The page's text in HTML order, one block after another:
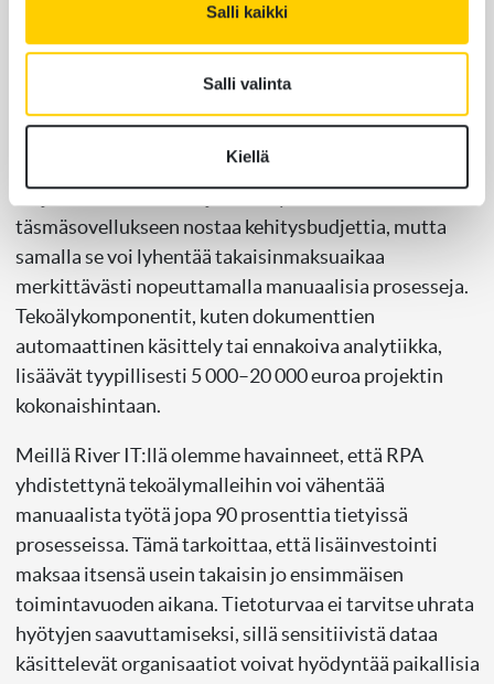
Salli kaikki
Salli valinta
Kiellä
ohjelmistorobotiikka ja
tekoäly vaikuttavat
sovelluksen hintaan?
Ohjelmistorobotiikan ja tekoälyn lisääminen
täsmäsovellukseen nostaa kehitysbudjettia, mutta
samalla se voi lyhentää takaisinmaksuaikaa
merkittävästi nopeuttamalla manuaalisia prosesseja.
Tekoälykomponentit, kuten dokumenttien
automaattinen käsittely tai ennakoiva analytiikka,
lisäävät tyypillisesti 5 000–20 000 euroa projektin
kokonaishintaan.
Meillä River IT:llä olemme havainneet, että RPA
yhdistettynä tekoälymalleihin voi vähentää
manuaalista työtä jopa 90 prosenttia tietyissä
prosesseissa. Tämä tarkoittaa, että lisäinvestointi
maksaa itsensä usein takaisin jo ensimmäisen
toimintavuoden aikana. Tietoturvaa ei tarvitse uhrata
hyötyjen saavuttamiseksi, sillä sensitiivistä dataa
käsittelevät organisaatiot voivat hyödyntää paikallisia